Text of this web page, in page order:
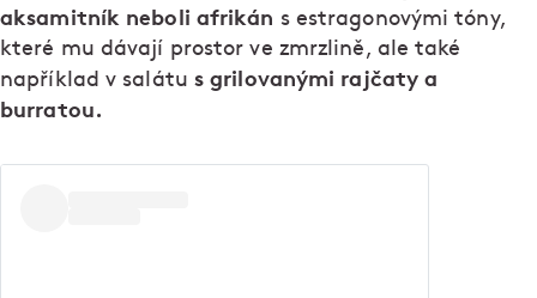
aksamitník neboli afrikán s estragonovými tóny,
které mu dávají prostor ve zmrzlině, ale také
například v salátu s grilovanými rajčaty a
burratou.